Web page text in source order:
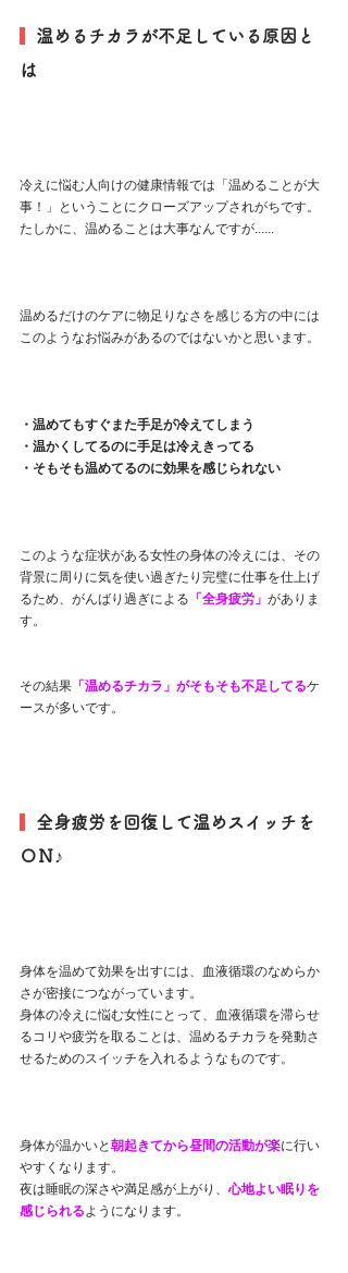
  温めるチカラが不足している原因と
は
冷えに悩む人向けの健康情報では「温めることが大
事！」ということにクローズアップされがちです。
たしかに、温めることは大事なんですが......
温めるだけのケアに物足りなさを感じる方の中には
このようなお悩みがあるのではないかと思います。
・温めてもすぐまた手足が冷えてしまう
・温かくしてるのに手足は冷えきってる
・そもそも温めてるのに効果を感じられない
このような症状がある女性の身体の冷えには、その
背景に周りに気を使い過ぎたり完璧に仕事を仕上げ
るため、がんばり過ぎによる 「全身疲労」 がありま
す。
その結果 「温めるチカラ」がそもそも不足してるケ
ースが多いです。
  全身疲労を回復して温めスイッチを
ＯＮ♪
身体を温めて効果を出すには、血液循環のなめらか
さが密接につながっています。
身体の冷えに悩む女性にとって、血液循環を滞らせ
るコリや疲労を取ることは、温めるチカラを発動さ
せるためのスイッチを入れるようなものです。
身体が温かいと 朝起きてから昼間の活動が楽に行い
やすくなります。
夜は睡眠の深さや満足感が上がり、心地よい眠りを
感じられるようになります。